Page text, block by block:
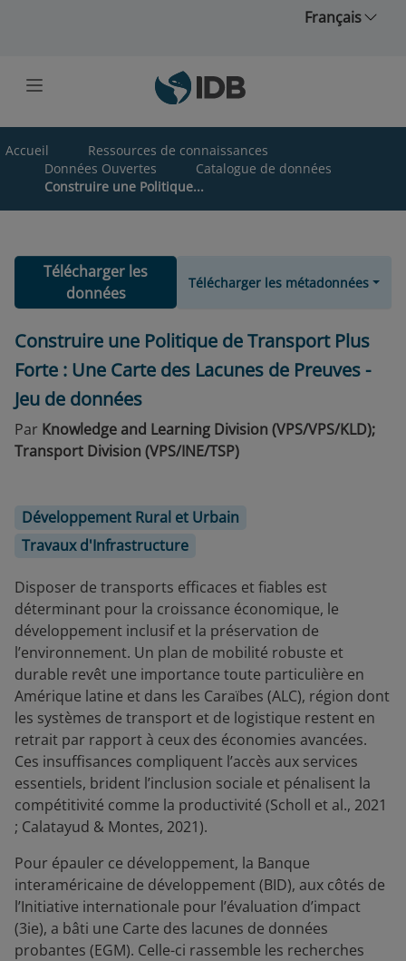
Français
Accueil
Ressources de connaissances
Données Ouvertes
Catalogue de données
Construire une Politique...
Télécharger les
données
Télécharger les métadonnées
Construire une Politique de Transport Plus
Forte : Une Carte des Lacunes de Preuves -
Jeu de données
Par Knowledge and Learning Division (VPS/VPS/KLD);
Transport Division (VPS/INE/TSP)
Développement Rural et Urbain
Travaux d'Infrastructure
Disposer de transports efficaces et fiables est
déterminant pour la croissance économique, le
développement inclusif et la préservation de
l’environnement. Un plan de mobilité robuste et
durable revêt une importance toute particulière en
Amérique latine et dans les Caraïbes (ALC), région dont
les systèmes de transport et de logistique restent en
retrait par rapport à ceux des économies avancées.
Ces insuffisances compliquent l’accès aux services
essentiels, brident l’inclusion sociale et pénalisent la
compétitivité comme la productivité (Scholl et al., 2021
; Calatayud & Montes, 2021).
Pour épauler ce développement, la Banque
interaméricaine de développement (BID), aux côtés de
l’Initiative internationale pour l’évaluation d’impact
(3ie), a bâti une Carte des lacunes de données
probantes (EGM). Celle-ci rassemble les recherches